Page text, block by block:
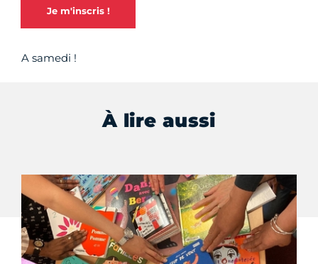
Je m'inscris !
A samedi !
À lire aussi